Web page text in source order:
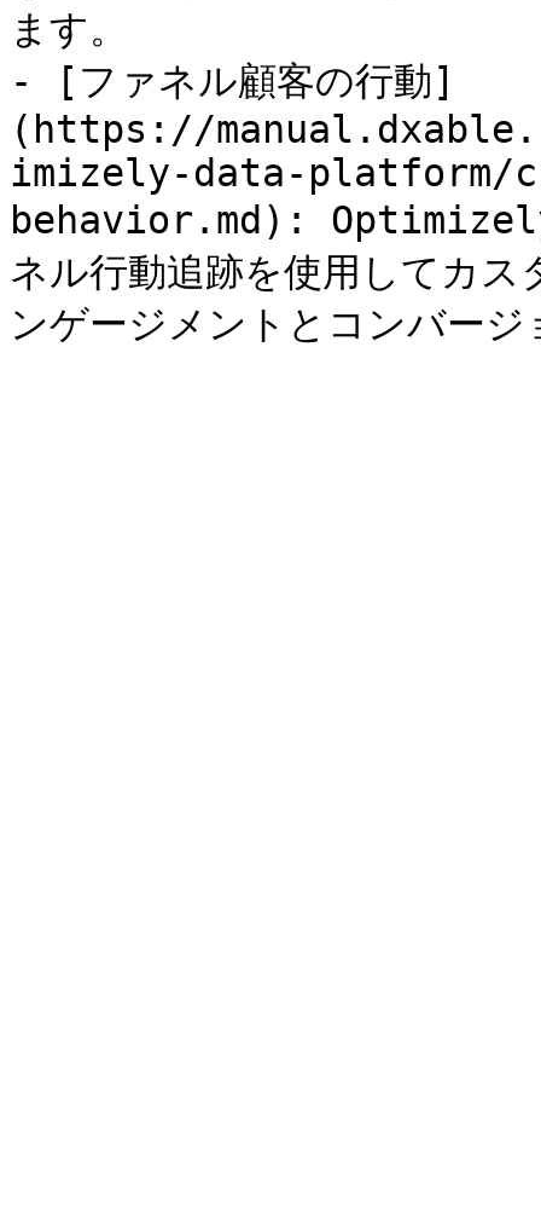
ます。
- [ファネル顧客の行動]
(https://
imizely-data-platform/
behavior.md):
ネル行動追跡を使用してカ